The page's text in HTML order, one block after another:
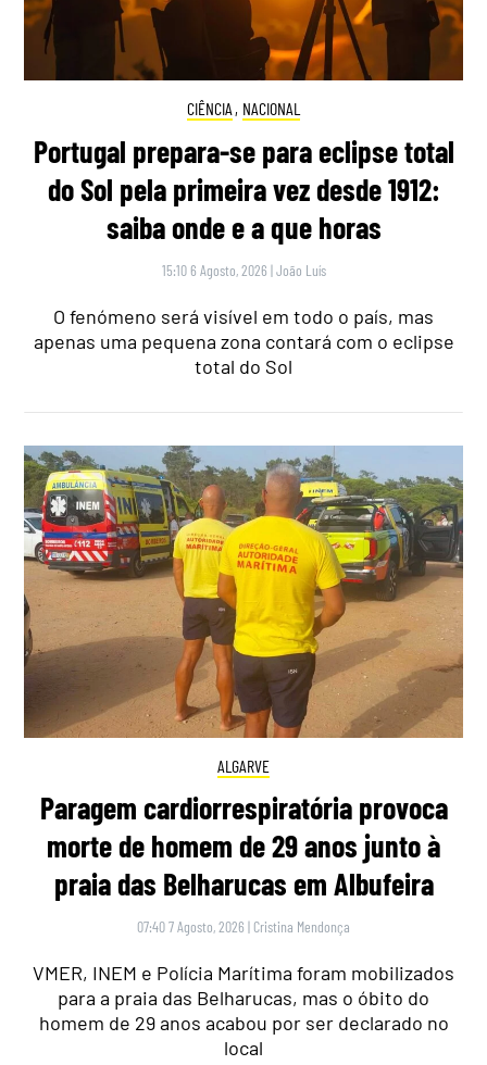
CIÊNCIA , NACIONAL
Portugal prepara-se para eclipse total
do Sol pela primeira vez desde 1912:
saiba onde e a que horas
15:10 6 Agosto, 2026 |João Luís
O fenómeno será visível em todo o país, mas
apenas uma pequena zona contará com o eclipse
total do Sol
ALGARVE
Paragem cardiorrespiratória provoca
morte de homem de 29 anos junto à
praia das Belharucas em Albufeira
07:40 7 Agosto, 2026 | Cristina Mendonça
VMER, INEM e Polícia Marítima foram mobilizados
para a praia das Belharucas, mas o óbito do
homem de 29 anos acabou por ser declarado no
local